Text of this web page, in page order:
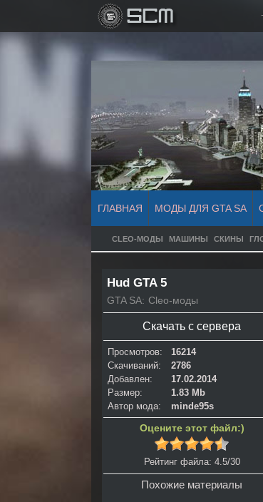
ГЛАВНАЯ МОДЫ ДЛЯ GTA SA
CLEO-МОДЫ МАШИНЫ СКИНЫ
Hud GTA 5
GTA SA: Cleo-моды
Скачать с сервера
Просмотров:
16214
Скачиваний:
2786
Добавлен:
17.02.2014
Размер:
1.83 Mb
Автор мода:
minde95s
Оцените этот файл:)
Рейтинг файла: 4.5/30
Похожие материалы